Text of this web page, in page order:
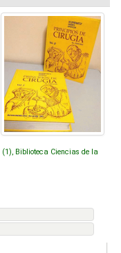
] (1), Biblioteca Ciencias de la